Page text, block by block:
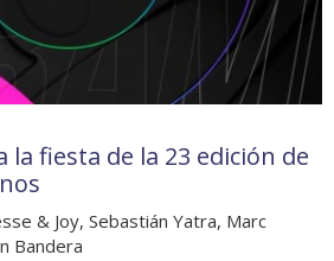
la fiesta de la 23 edición de
& Joy, Sebastián Yatra, Marc
Bandera